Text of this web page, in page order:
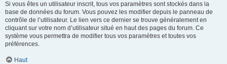
Si vous êtes un utilisateur inscrit, tous vos paramètres sont stockés dans la
base de données du forum. Vous pouvez les modifier depuis le panneau de
contrôle de l’utilisateur. Le lien vers ce dernier se trouve généralement en
cliquant sur votre nom d’utilisateur situé en haut des pages du forum. Ce
système vous permettra de modifier tous vos paramètres et toutes vos
préférences.
Haut